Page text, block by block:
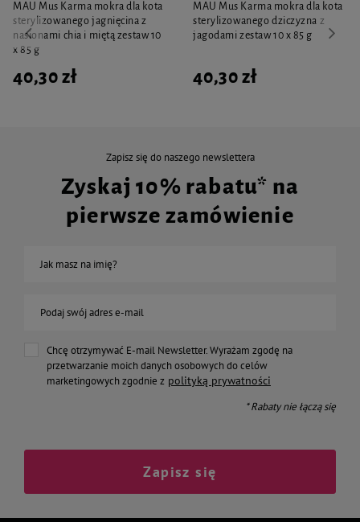
MAU Mus Karma mokra dla kota
sterylizowanego jagnięcina z
nasionami chia i miętą zestaw 10
x 85 g
40,30 zł
MAU Mus Karma mokra dla kota
sterylizowanego dziczyzna z
jagodami zestaw 10 x 85 g
40,30 zł
Zapisz się do naszego newslettera
Zyskaj 10% rabatu* na
pierwsze zamówienie
Jak masz na imię?
Podaj swój adres e-mail
Chcę otrzymywać E-mail Newsletter. Wyrażam zgodę na
przetwarzanie moich danych osobowych do celów
marketingowych zgodnie z polityką prywatności
* Rabaty nie łączą się
Zapisz się